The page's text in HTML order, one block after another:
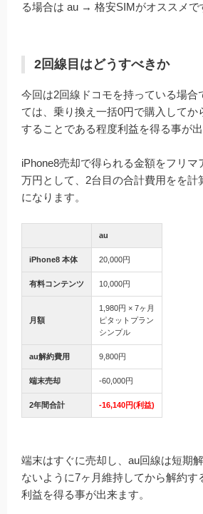
る場合は au → 格安SIMがオススメで
2回線目はどうすべきか
今回は2回線ドコモを持っている場合
ては、乗り換え一括0円で購入してか
することである程度利益を得る事が出
iPhone8売却で得られる金額をフリマ
万円として、2台目の合計費用をを計
になります。
au
iPhone8 本体 20,000円
有料コンテンツ 10,000円
月額
1,980円 × 7ヶ月
ピタットプラン
シンプル
au解約費用 9,800円
端末売却 -60,000円
2年間合計 -16,140円(利益)
端末はすぐに売却し、au回線は短期
ないように7ヶ月維持してから解約す
利益を得る事が出来ます。